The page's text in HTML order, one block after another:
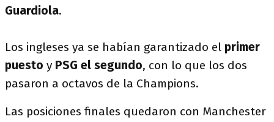
Guardiola.
Los ingleses ya se habían garantizado el primer
puesto y PSG el segundo, con lo que los dos
pasaron a octavos de la Champions.
Las posiciones finales quedaron con Manchester